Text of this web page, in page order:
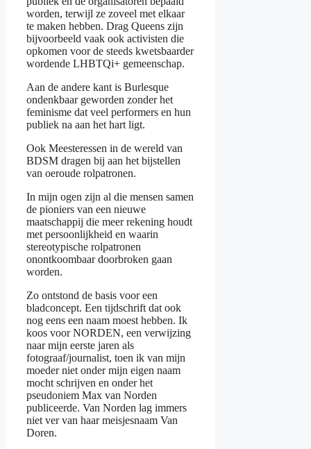
worden, terwijl ze zoveel met elkaar
te maken hebben. Drag Queens zijn
bijvoorbeeld vaak ook activisten die
opkomen voor de steeds kwetsbaarder
wordende LHBTQi+ gemeenschap.
Aan de andere kant is Burlesque
ondenkbaar geworden zonder het
feminisme dat veel performers en hun
publiek na aan het hart ligt.
Ook Meesteressen in de wereld van
BDSM dragen bij aan het bijstellen
van oeroude rolpatronen.
In mijn ogen zijn al die mensen samen
de pioniers van een nieuwe
maatschappij die meer rekening houdt
met persoonlijkheid en waarin
stereotypische rolpatronen
onontkoombaar doorbroken gaan
worden.
Zo ontstond de basis voor een
bladconcept. Een tijdschrift dat ook
nog eens een naam moest hebben. Ik
koos voor NORDEN, een verwijzing
naar mijn eerste jaren als
fotograaf/journalist, toen ik van mijn
moeder niet onder mijn eigen naam
mocht schrijven en onder het
pseudoniem Max van Norden
publiceerde. Van Norden lag immers
niet ver van haar meisjesnaam Van
Doren.